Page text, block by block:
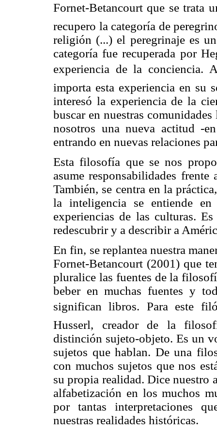
Fornet-Betancourt que se
recupero la categoría de
religión (...) el peregrinaje es
categoría fue recuperada por
experiencia de la
importa esta experiencia en su
interesó la experiencia de la
buscar en nuestras
nosotros una nueva actitud -
entrando en nuevas relaciones
Esta filosofía que se nos
asume responsabilidades
También, se centra en la
la inteligencia se entiende
experiencias de las culturas.
redescubrir y a describir a
En fin, se replantea nuestra
Fornet-Betancourt (2001) que
pluralice las fuentes de la
beber en muchas fuentes y
significan libros. Para este
Husserl, creador de la
distinción sujeto-objeto. Es un
sujetos que hablan. De una
con muchos sujetos que nos
su propia realidad. Dice nuestro
alfabetización en los muchos
por tantas interpretaciones
nuestras realidades históricas.